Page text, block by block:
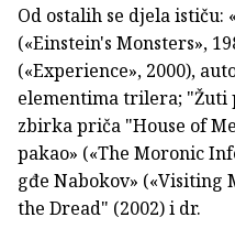
Od ostalih se djela ističu:
(«Einstein's Monsters»,
(«Experience», 2000),
elementima trilera; "Žuti
zbirka priča "House of
pakao» («The Moronic
gđe Nabokov» («Visiting
the Dread" (2002) i dr.